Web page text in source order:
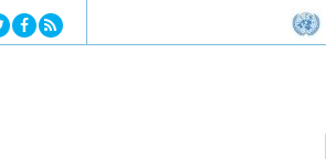
Jump to navigation